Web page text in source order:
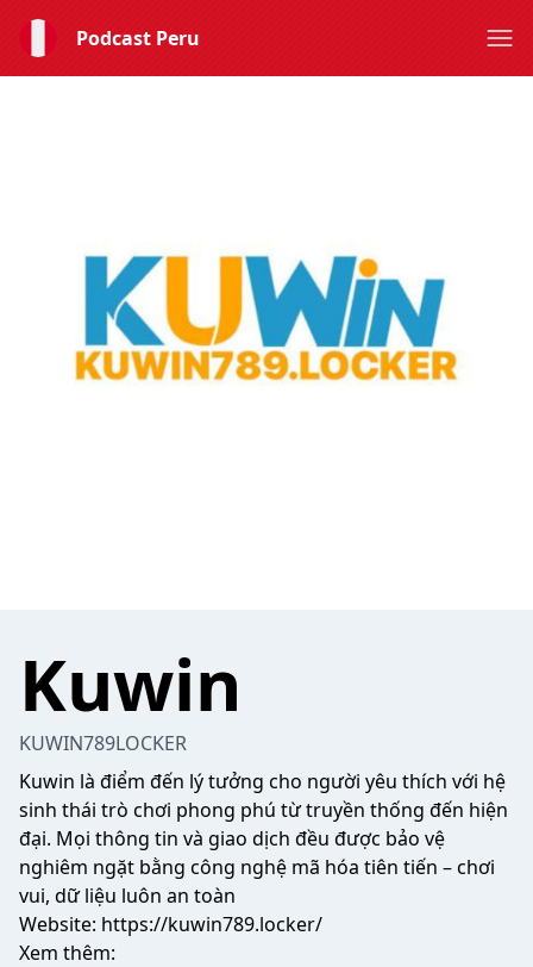
Podcast Peru
Kuwin
KUWIN789LOCKER
Kuwin là điểm đến lý tưởng cho người yêu thích với hệ
sinh thái trò chơi phong phú từ truyền thống đến hiện
đại. Mọi thông tin và giao dịch đều được bảo vệ
nghiêm ngặt bằng công nghệ mã hóa tiên tiến – chơi
vui, dữ liệu luôn an toàn
Website: https://kuwin789.locker/
Xem thêm: